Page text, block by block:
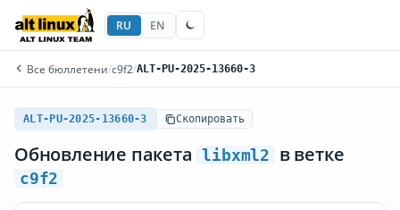
RU EN
Все бюллетени/c9f2/ALT-PU-2025-13660-3
ALT-PU-2025-13660-3 Скопировать
Обновление пакета libxml2 в ветке
c9f2